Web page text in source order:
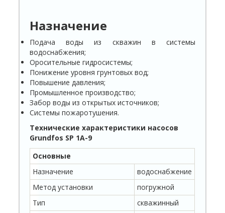
Назначение
Подача воды из скважин в системы
водоснабжения;
Оросительные гидросистемы;
Понижение уровня грунтовых вод;
Повышение давления;
Промышленное производство;
Забор воды из открытых источников;
Системы пожаротушения.
Технические характеристики насосов
Grundfos SP 1A-9
Основные
Назначение
водоснабжение
Метод установки
погружной
Тип
скважинный